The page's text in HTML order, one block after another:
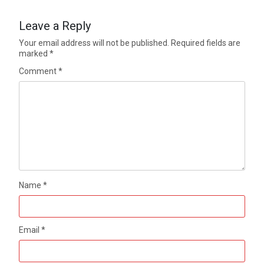
Leave a Reply
Your email address will not be published.
Required fields are
marked*
Comment*
Name*
Email*